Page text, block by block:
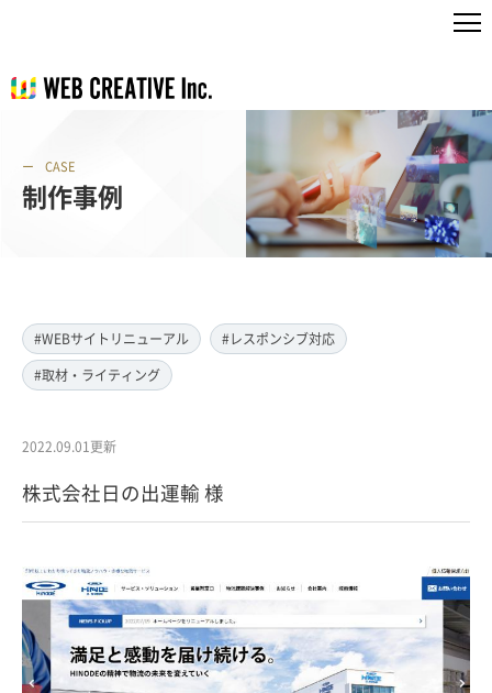
CASE
制作事例
#WEBサイトリニューアル
#レスポンシブ対応
#取材・ライティング
2022.09.01更新
株式会社日の出運輸 様